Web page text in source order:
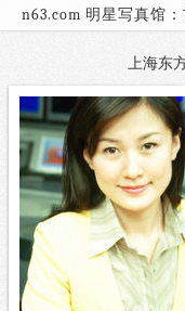
n63.com 明星写真馆：
上海东